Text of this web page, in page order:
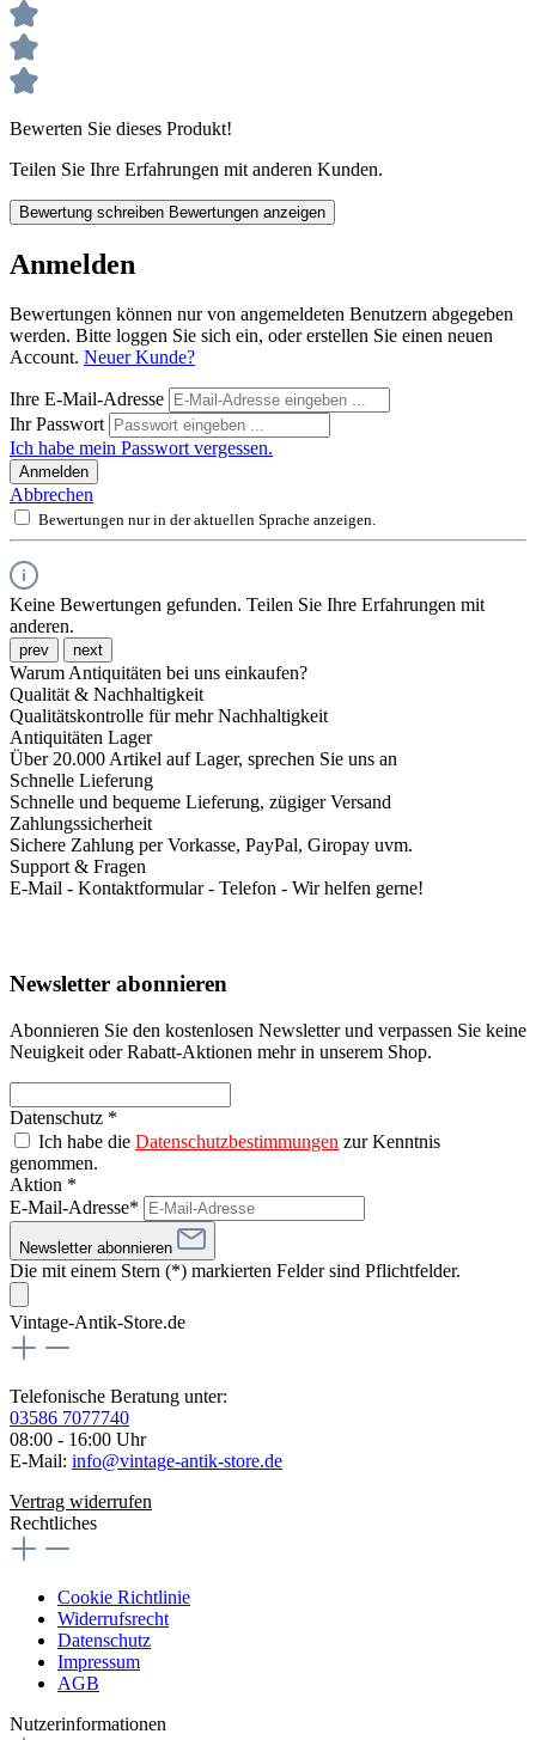
Bewerten Sie dieses Produkt!
Teilen Sie Ihre Erfahrungen mit anderen Kunden.
Bewertung schreiben Bewertungen anzeigen
Anmelden
Bewertungen können nur von angemeldeten Benutzern abgegeben
werden. Bitte loggen Sie sich ein, oder erstellen Sie einen neuen
Account. Neuer Kunde?
Ihre E-Mail-Adresse
Ihr Passwort
Ich habe mein Passwort vergessen.
Anmelden
Abbrechen
Bewertungen nur in der aktuellen Sprache anzeigen.
Keine Bewertungen gefunden. Teilen Sie Ihre Erfahrungen mit
anderen.
prev next
Warum Antiquitäten bei uns einkaufen?
Qualität & Nachhaltigkeit
Qualitätskontrolle für mehr Nachhaltigkeit
Antiquitäten Lager
Über 20.000 Artikel auf Lager, sprechen Sie uns an
Schnelle Lieferung
Schnelle und bequeme Lieferung, zügiger Versand
Zahlungssicherheit
Sichere Zahlung per Vorkasse, PayPal, Giropay uvm.
Support & Fragen
E-Mail - Kontaktformular - Telefon - Wir helfen gerne!
Newsletter abonnieren
Abonnieren Sie den kostenlosen Newsletter und verpassen Sie keine
Neuigkeit oder Rabatt-Aktionen mehr in unserem Shop.
Datenschutz *
Ich habe die Datenschutzbestimmungen zur Kenntnis
genommen.
Aktion *
E-Mail-Adresse*
Newsletter abonnieren
Die mit einem Stern (*) markierten Felder sind Pflichtfelder.
Vintage-Antik-Store.de
Telefonische Beratung unter:
03586 7077740
08:00 - 16:00 Uhr
E-Mail: info@vintage-antik-store.de
Vertrag widerrufen
Rechtliches
Cookie Richtlinie
Widerrufsrecht
Datenschutz
Impressum
AGB
Nutzerinformationen